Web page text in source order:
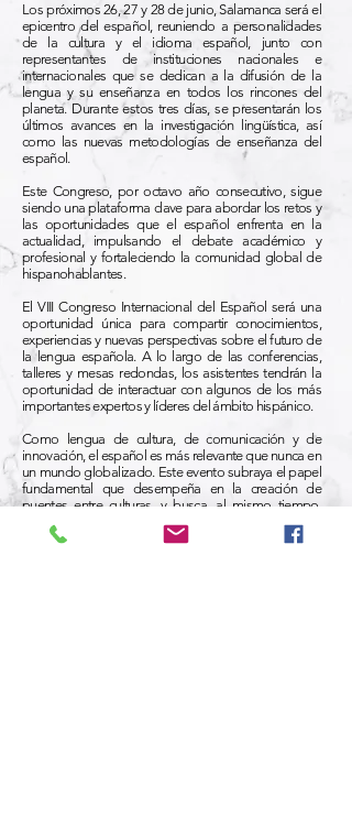
Los próximos 26, 27 y 28 de junio, Salamanca será el
epicentro del español, reuniendo a personalidades
de la cultura y el idioma español, junto con
representantes de instituciones nacionales e
internacionales que se dedican a la difusión de la
lengua y su enseñanza en todos los rincones del
planeta. Durante estos tres días, se presentarán los
últimos avances en la investigación lingüística, así
como las nuevas metodologías de enseñanza del
español.
Este Congreso, por octavo año consecutivo, sigue
siendo una plataforma clave para abordar los retos y
las oportunidades que el español enfrenta en la
actualidad, impulsando el debate académico y
profesional y fortaleciendo la comunidad global de
hispanohablantes.
El VIII Congreso Internacional del Español será una
oportunidad única para compartir conocimientos,
experiencias y nuevas perspectivas sobre el futuro de
la lengua española. A lo largo de las conferencias,
talleres y mesas redondas, los asistentes tendrán la
oportunidad de interactuar con algunos de los más
importantes expertos y líderes del ámbito hispánico.
Como lengua de cultura, de comunicación y de
innovación, el español es más relevante que nunca en
un mundo globalizado. Este evento subraya el papel
fundamental que desempeña en la creación de
puentes entre culturas, y busca, al mismo tiempo,
impulsar la enseñanza del español como herramienta
de entendimiento y desarrollo en todos los